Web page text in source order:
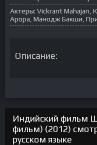
Актеры: Vickrant Mahajan,
Арора, Манодж Бакши,
Описание:
Индийский фильм
фильм) (2012)
русском языке